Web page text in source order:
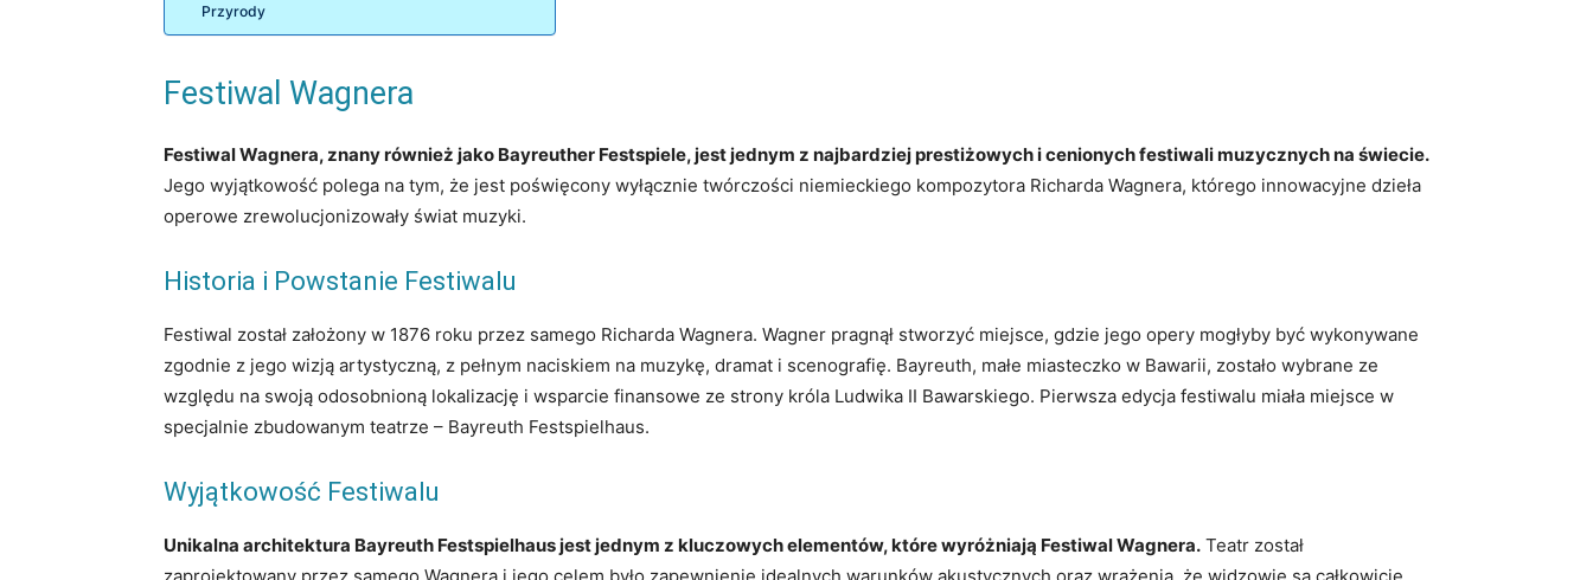
Przyrody
Festiwal Wagnera
Festiwal Wagnera, znany również jako Bayreuther Festspiele, jest jednym z najbardziej prestiżowych i cenionych festiwali muzycznych na świecie.
Jego wyjątkowość polega na tym, że jest poświęcony wyłącznie twórczości niemieckiego kompozytora Richarda Wagnera, którego innowacyjne dzieła
operowe zrewolucjonizowały świat muzyki.
Historia i Powstanie Festiwalu
Festiwal został założony w 1876 roku przez samego Richarda Wagnera. Wagner pragnął stworzyć miejsce, gdzie jego opery mogłyby być wykonywane
zgodnie z jego wizją artystyczną, z pełnym naciskiem na muzykę, dramat i scenografię. Bayreuth, małe miasteczko w Bawarii, zostało wybrane ze
względu na swoją odosobnioną lokalizację i wsparcie finansowe ze strony króla Ludwika II Bawarskiego. Pierwsza edycja festiwalu miała miejsce w
specjalnie zbudowanym teatrze – Bayreuth Festspielhaus.
Wyjątkowość Festiwalu
Unikalna architektura Bayreuth Festspielhaus jest jednym z kluczowych elementów, które wyróżniają Festiwal Wagnera. Teatr został